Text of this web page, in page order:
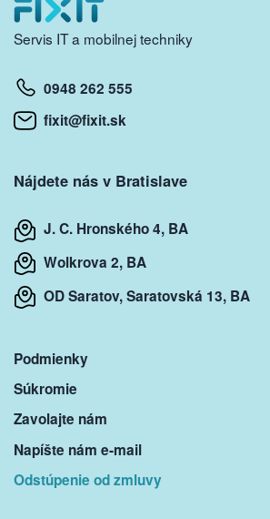
Servis IT a mobilnej techniky
0948 262 555
fixit@fixit.sk
Nájdete nás v Bratislave
J. C. Hronského 4, BA
Wolkrova 2, BA
OD Saratov, Saratovská 13, BA
Podmienky
Súkromie
Zavolajte nám
Napíšte nám e-mail
Odstúpenie od zmluvy